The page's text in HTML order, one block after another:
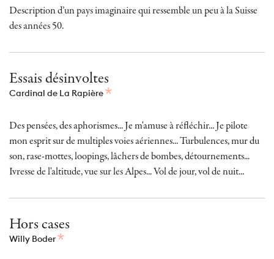
Description d’un pays imaginaire qui ressemble un peu à la Suisse
des années 50.
Essais désinvoltes
Cardinal de La Rapière
Des pensées, des aphorismes... Je m'amuse à réfléchir... Je pilote
mon esprit sur de multiples voies aériennes... Turbulences, mur du
son, rase-mottes, loopings, lâchers de bombes, détournements...
Ivresse de l'altitude, vue sur les Alpes... Vol de jour, vol de nuit...
Hors cases
Willy Boder